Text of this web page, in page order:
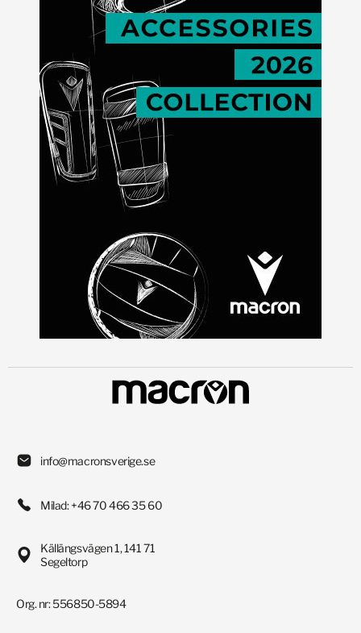
info@macronsverige.se
Milad: +46 70 466 35 60
Källängsvägen 1, 141 71
Segeltorp
Org. nr: 556850-5894